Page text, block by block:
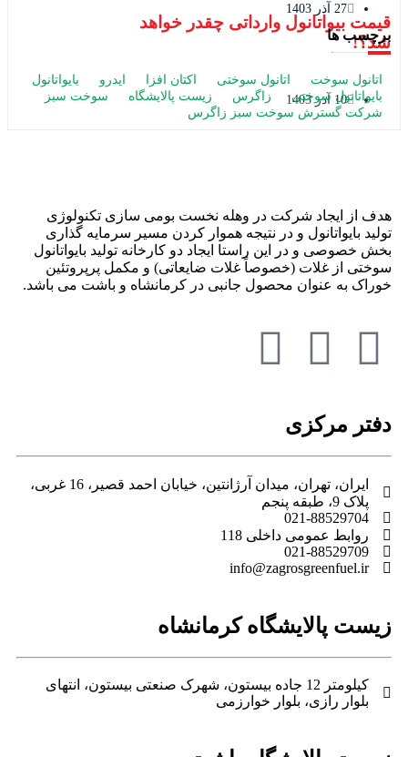
27 آذر 1403
قیمت بیواتانول وارداتی چقدر خواهد
شد؟!
10 آذر 1403
برچسب ها
اتانول سوخت اتانول سوختی اکتان افزا ایدرو
بایواتانول
بایواتانول سوختی
زاگرس زیست پالایشگاه
سوخت سبز
شرکت گسترش سوخت سبز زاگرس
هدف از ایجاد شرکت در وهله نخست بومی سازی تکنولوژی
تولید بایواتانول و در نتیجه هموار کردن مسیر سرمایه گذاری
بخش خصوصی و در این راستا ایجاد دو کارخانه تولید بایواتانول
سوختی از غلات (خصوصاً غلات ضایعاتی) و مکمل پرپروتئین
خوراک به عنوان محصول جانبی در کرمانشاه و باشت می باشد.
دفتر مرکزی
ایران، تهران، میدان آرژانتین، خیابان احمد قصیر، 16 غربی،
پلاک 9، طبقه پنجم
021-88529704
روابط عمومی داخلی 118
021-88529709
info@zagrosgreenfuel.ir​
زیست پالایشگاه کرمانشاه
کیلومتر 12 جاده بیستون، شهرک صنعتی بیستون، انتهای
بلوار رازی، بلوار خوارزمی